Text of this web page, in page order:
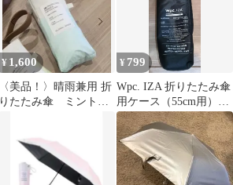
¥ 1,600
〈美品！〉晴雨兼用 折
りたたみ傘 ミント
¥ 799
Wpc. IZA 折りたたみ傘
用ケース（55cm用）ブ
ラック